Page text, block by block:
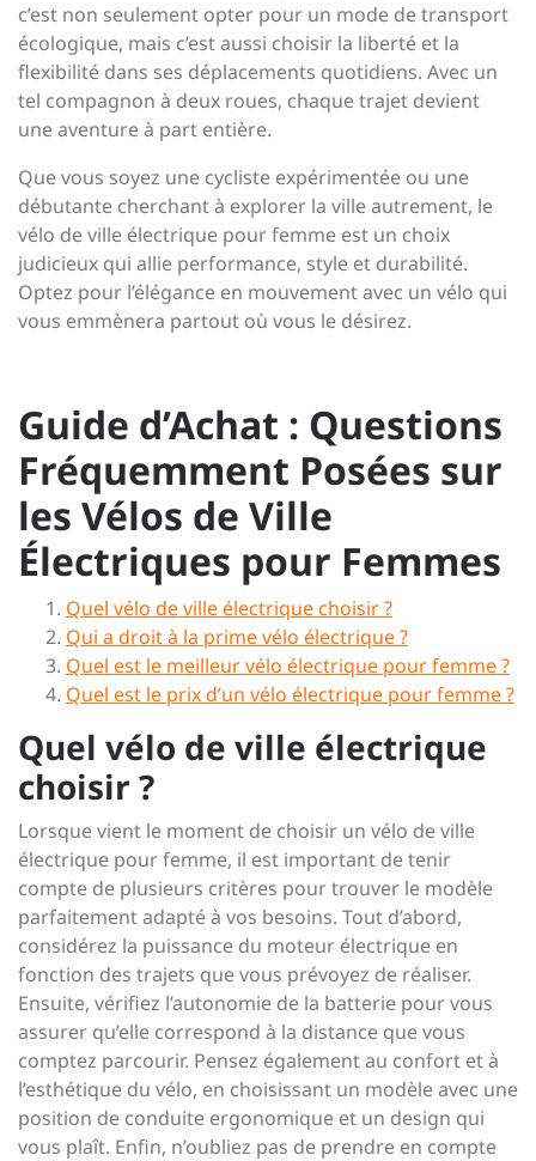
c’est non seulement opter pour un mode de transport
écologique, mais c’est aussi choisir la liberté et la
flexibilité dans ses déplacements quotidiens. Avec un
tel compagnon à deux roues, chaque trajet devient
une aventure à part entière.
Que vous soyez une cycliste expérimentée ou une
débutante cherchant à explorer la ville autrement, le
vélo de ville électrique pour femme est un choix
judicieux qui allie performance, style et durabilité.
Optez pour l’élégance en mouvement avec un vélo qui
vous emmènera partout où vous le désirez.
Guide d’Achat : Questions
Fréquemment Posées sur
les Vélos de Ville
Électriques pour Femmes
Quel vélo de ville électrique choisir ?
Qui a droit à la prime vélo électrique ?
Quel est le meilleur vélo électrique pour femme ?
Quel est le prix d’un vélo électrique pour femme ?
Quel vélo de ville électrique
choisir ?
Lorsque vient le moment de choisir un vélo de ville
électrique pour femme, il est important de tenir
compte de plusieurs critères pour trouver le modèle
parfaitement adapté à vos besoins. Tout d’abord,
considérez la puissance du moteur électrique en
fonction des trajets que vous prévoyez de réaliser.
Ensuite, vérifiez l’autonomie de la batterie pour vous
assurer qu’elle correspond à la distance que vous
comptez parcourir. Pensez également au confort et à
l’esthétique du vélo, en choisissant un modèle avec une
position de conduite ergonomique et un design qui
vous plaît. Enfin, n’oubliez pas de prendre en compte